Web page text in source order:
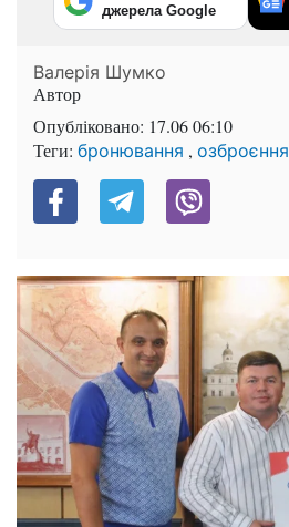
джерела Google
Валерія Шумко
Автор
Опубліковано: 17.06 06:10
Теги: бронювання , озброєння